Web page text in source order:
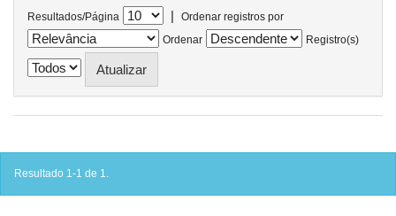
Resultados/Página |
Ordenar registros por
Ordenar
Registro(s)
Resultado 1-1 de 1.